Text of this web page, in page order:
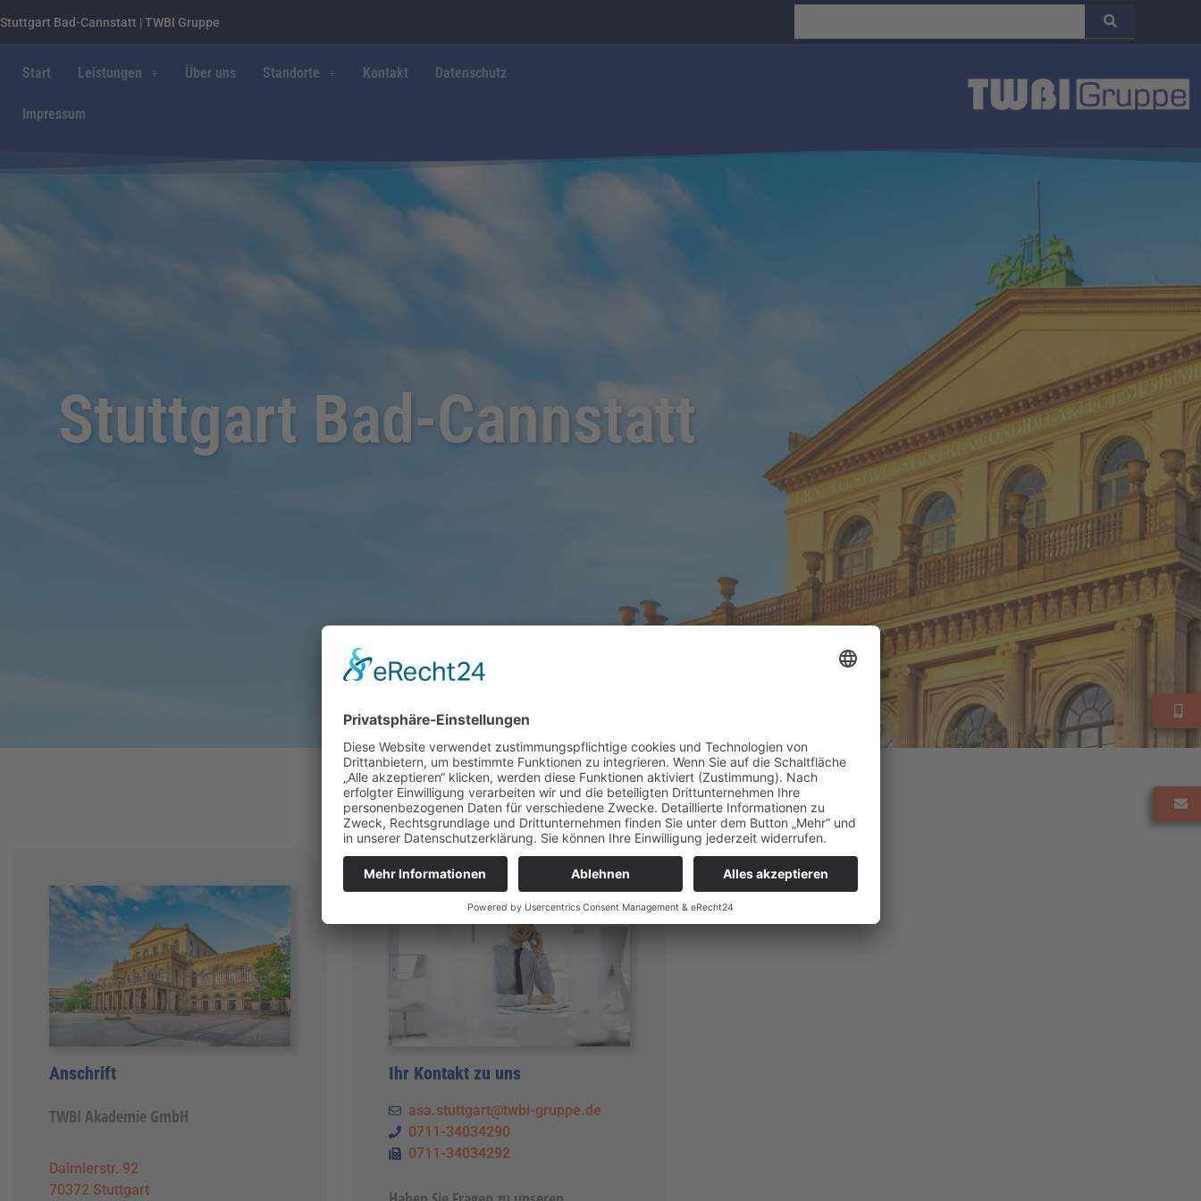
Stuttgart Bad-Cannstatt | TWBI Gruppe
Start Leistungen Über uns Standorte Kontakt Datenschutz
Impressum
Stuttgart Bad-Cannstatt
Anschrift
TWBI Akademie GmbH
Daimlerstr. 92
70372 Stuttgart
Ihr Kontakt zu uns
asa.stuttgart@twbi-gruppe.de
0711-34034290
0711-34034292